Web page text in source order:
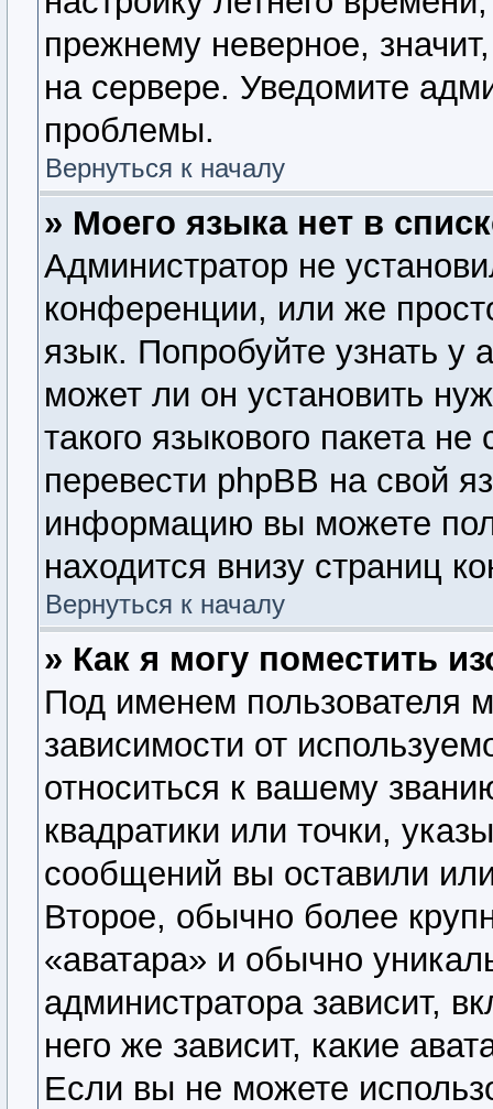
прежнему неверное,
на сервере. Уведомите
проблемы.
Вернуться к началу
» Моего языка нет в
Администратор не
конференции, или же
язык. Попробуйте узнать у
может ли он установить
такого языкового пакета
перевести phpBB на свой
информацию вы можете
находится внизу страниц
Вернуться к началу
» Как я могу поместить
Под именем пользователя
зависимости от
относиться к вашему
квадратики или точки,
сообщений вы оставили
Второе, обычно более
«аватара» и обычно
администратора зависит,
него же зависит, какие
Если вы не можете